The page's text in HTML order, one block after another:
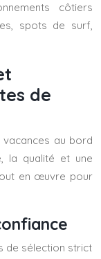
côtiers
spots de surf,
de
au bord
la qualité et une
en œuvre pour
de sélection strict